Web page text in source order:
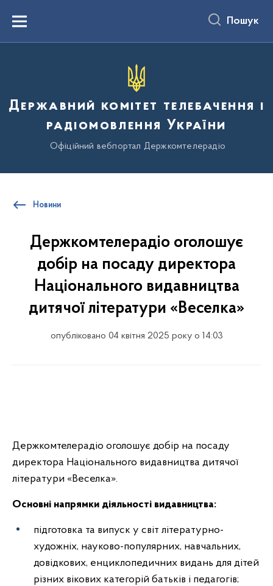
вмістуMenu Пошук
Державний комітет телебачення і
радіомовлення України
Офіційний вебпортал Держкомтелерадіо
Новини
Держкомтелерадіо оголошує
добір на посаду директора
Національного видавництва
дитячої літератури «Веселка»
опубліковано 04 квітня 2025 року о 14:03
Держкомтелерадіо оголошує добір на посаду
директора Національного видавництва дитячої
літератури «Веселка».
Основні напрямки діяльності видавництва:
підготовка та випуск у світ літературно-
художніх, науково-популярних, навчальних,
довідкових, енциклопедичних видань для дітей
різних вікових категорій батьків і педагогів;